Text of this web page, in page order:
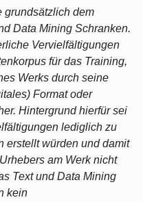
grundsätzlich dem
Data Mining Schranken.
Vervielfältigungen
für das Training,
Werks durch seine
Format oder
Hintergrund hierfür sei
lediglich zu
erstellt würden und damit
am Werk nicht
Text und Data Mining
kein